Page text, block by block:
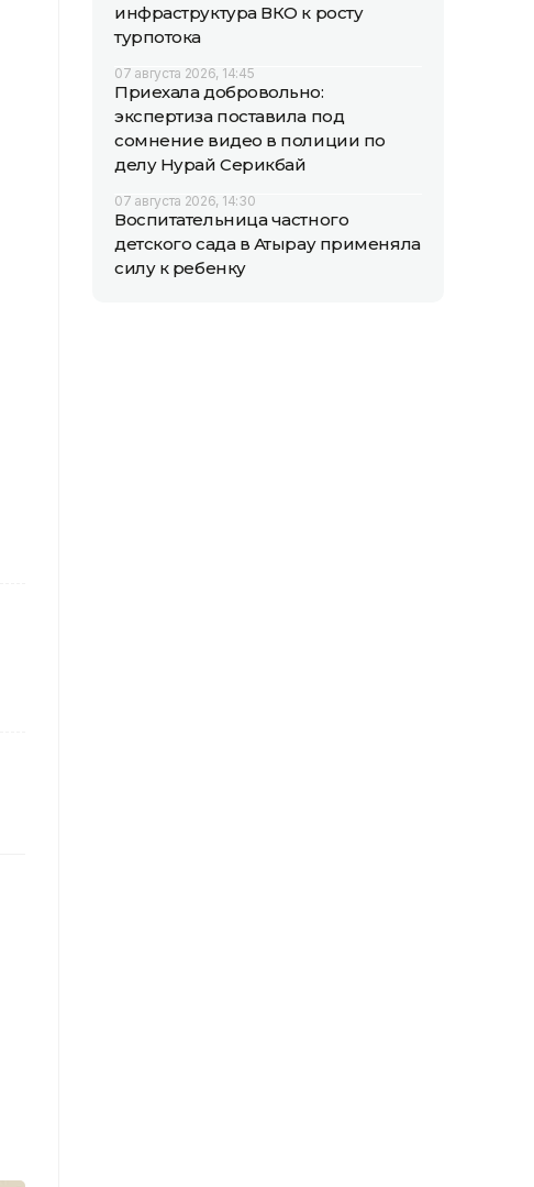
инфраструктура ВКО к росту
турпотока
07 августа 2026, 14:45
Приехала добровольно:
экспертиза поставила под
сомнение видео в полиции по
делу Нурай Серикбай
07 августа 2026, 14:30
Воспитательница частного
детского сада в Атырау применяла
силу к ребенку